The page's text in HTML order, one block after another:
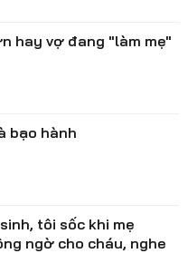
hay vợ đang "làm mẹ"
bạo hành
tôi sốc khi mẹ
ngờ cho cháu, nghe